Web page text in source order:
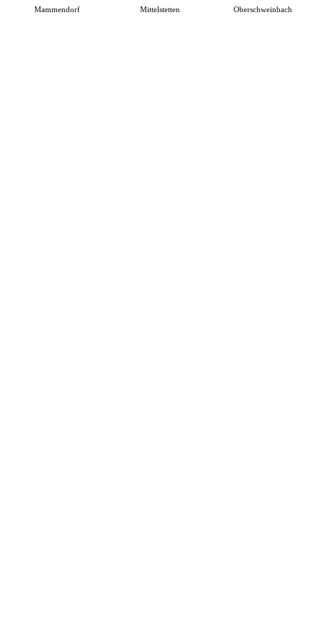
Mammendorf Mittelstetten Oberschweinbach